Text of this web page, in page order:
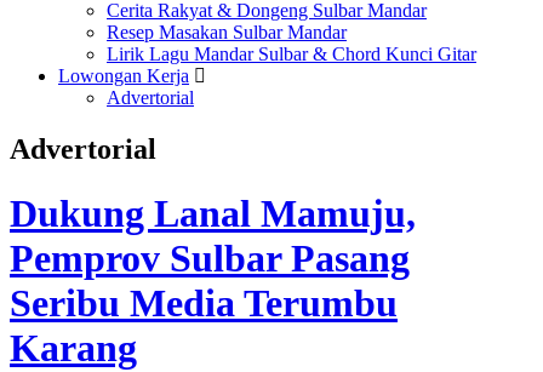
Cerita Rakyat & Dongeng Sulbar Mandar
Resep Masakan Sulbar Mandar
Lirik Lagu Mandar Sulbar & Chord Kunci Gitar
Lowongan Kerja
Advertorial
Advertorial
Dukung Lanal Mamuju,
Pemprov Sulbar Pasang
Seribu Media Terumbu
Karang